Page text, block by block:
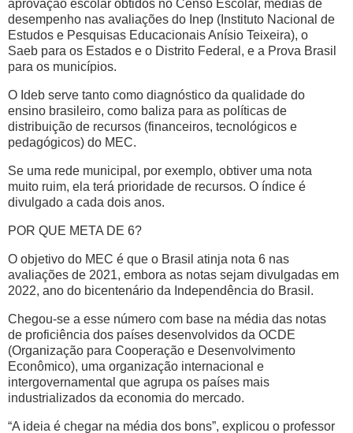
aprovação escolar obtidos no Censo Escolar, médias de
desempenho nas avaliações do Inep (Instituto Nacional de
Estudos e Pesquisas Educacionais Anísio Teixeira), o
Saeb para os Estados e o Distrito Federal, e a Prova Brasil
para os municípios.
O Ideb serve tanto como diagnóstico da qualidade do
ensino brasileiro, como baliza para as políticas de
distribuição de recursos (financeiros, tecnológicos e
pedagógicos) do MEC.
Se uma rede municipal, por exemplo, obtiver uma nota
muito ruim, ela terá prioridade de recursos. O índice é
divulgado a cada dois anos.
POR QUE META DE 6?
O objetivo do MEC é que o Brasil atinja nota 6 nas
avaliações de 2021, embora as notas sejam divulgadas em
2022, ano do bicentenário da Independência do Brasil.
Chegou-se a esse número com base na média das notas
de proficiência dos países desenvolvidos da OCDE
(Organização para Cooperação e Desenvolvimento
Econômico), uma organização internacional e
intergovernamental que agrupa os países mais
industrializados da economia do mercado.
“A ideia é chegar na média dos bons”, explicou o professor